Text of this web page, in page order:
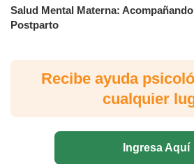
Salud Mental Materna:
Postparto
Recibe ayuda
cualquier
Ingresa Aquí